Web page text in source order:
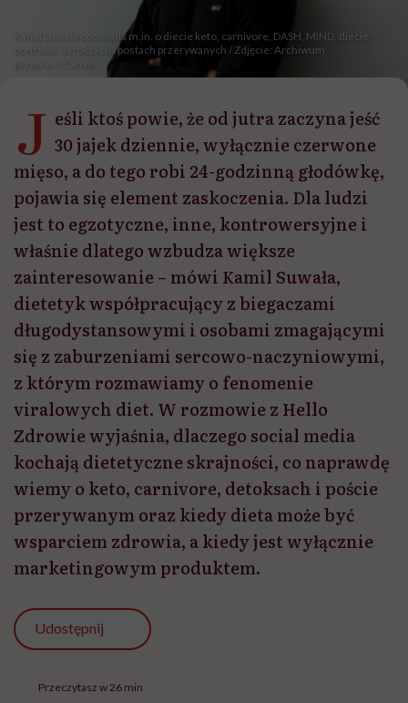
Kamil Suwała opowiada m.in. o diecie keto, carnivore, DASH, MIND, diecie
portfolio, detoksach i postach przerywanych / Zdjęcie: Archiwum
J eśli ktoś powie, że od jutra zaczyna jeść
30 jajek dziennie, wyłącznie czerwone
mięso, a do tego robi 24-godzinną głodówkę,
pojawia się element zaskoczenia. Dla ludzi
jest to egzotyczne, inne, kontrowersyjne i
właśnie dlatego wzbudza większe
zainteresowanie – mówi Kamil Suwała,
dietetyk współpracujący z biegaczami
długodystansowymi i osobami zmagającymi
się z zaburzeniami sercowo-naczyniowymi,
z którym rozmawiamy o fenomenie
viralowych diet. W rozmowie z Hello
Zdrowie wyjaśnia, dlaczego social media
kochają dietetyczne skrajności, co naprawdę
wiemy o keto, carnivore, detoksach i poście
przerywanym oraz kiedy dieta może być
wsparciem zdrowia, a kiedy jest wyłącznie
marketingowym produktem.
Udostępnij
Przeczytasz w 26 min